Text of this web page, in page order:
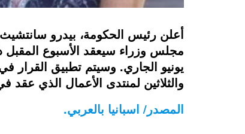
أعلن رئيس الحكومة، بيدرو
يونيو الجاري. وسيتم تطبيق القرار
والثلاثين لمنتدى الأعمال الذي عقد
المصدر/ اسبانيا بالعربي.